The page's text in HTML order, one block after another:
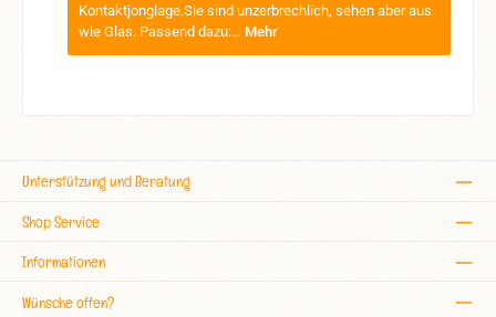
Kontaktjonglage.Sie sind unzerbrechlich, sehen aber aus
wie Glas. Passend dazu:… Mehr
Unterstützung und Beratung
Shop Service
Informationen
Wünsche offen?